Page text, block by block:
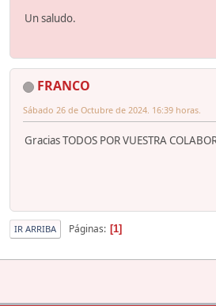
Un saludo.
FRANCO
Sábado 26 de Octubre de 2024. 16:39 horas.
Gracias TODOS POR VUESTRA
IR ARRIBA Páginas 1